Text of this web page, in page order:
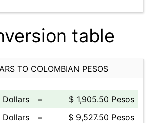
table
TO COLOMBIAN PESOS
Dollars =
$ 1,905.50 Pesos
Dollars
=
$ 9,527.50 Pesos